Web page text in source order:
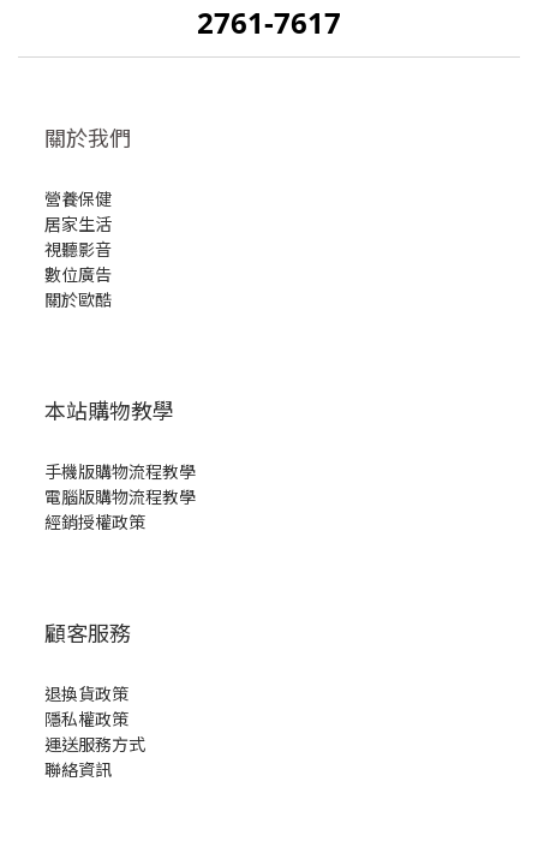
2761-7617
關於我們
營養保健
居家生活
視聽影音
數位廣告
關於歐酷
本站購物教學
手機版購物流程教學
電腦版購物流程教學
經銷授權政策
顧客服務
退換貨政策
隱私權政策
運送服務方式
聯絡資訊